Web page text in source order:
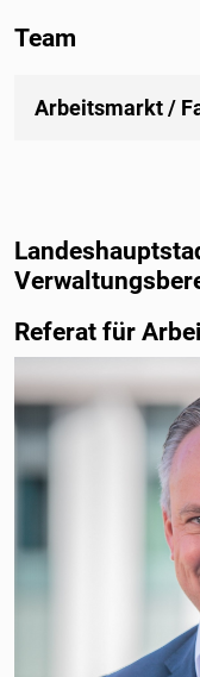
Team
Arbeitsmarkt /
Referat für